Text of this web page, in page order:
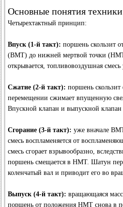
Основные понятия техники
Четырехтактный принцип:
Впуск (1-й такт): поршень скользит
(ВМТ) до нижней мертвой точки
открывается, топливовоздушная
Сжатие (2-й такт): поршень
перемещении сжимает впущенную
Впускной клапан и выпускной клапан
Сгорание (3-й такт): уже вначале
смесь воспламеняется от
смесь сгорает взрывообразно,
поршень смещается в НМТ. Шатун
коленчатый вал и приводит его во
Выпуск (4-й такт): вращающаяся
поршень от положения НМТ снова в